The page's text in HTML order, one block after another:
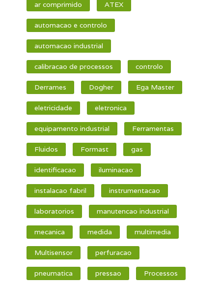
ar comprimido ATEX
automacao e controlo
automacao industrial
calibracao de processos controlo
Derrames Dogher Ega Master
eletricidade eletronica
equipamento industrial Ferramentas
Fluidos Formast gas
identificacao iluminacao
instalacao fabril instrumentacao
laboratorios manutencao industrial
mecanica medida multimedia
Multisensor perfuracao
pneumatica pressao Processos